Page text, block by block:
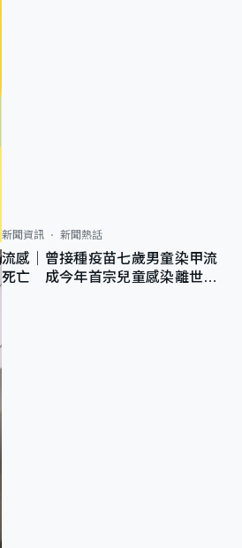
新聞資訊 新聞熱話
流感｜曾接種疫苗七歲男童染甲流
死亡 成今年首宗兒童感染離世個